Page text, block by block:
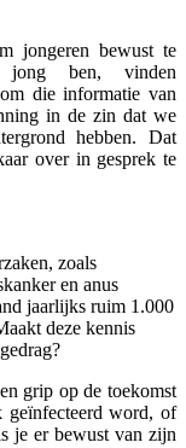
jongeren bewust te
ben, vinden
die informatie van
in de zin dat we
hebben. Dat
over in gesprek te
zoals
en anus
jaarlijks ruim 1.000
deze kennis
grip op de toekomst
word, of
je er bewust van zijn